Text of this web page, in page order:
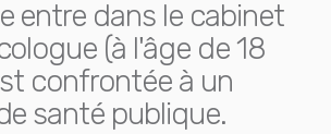
entre dans le cabinet
(à l'âge de 18
confrontée à un
santé publique.